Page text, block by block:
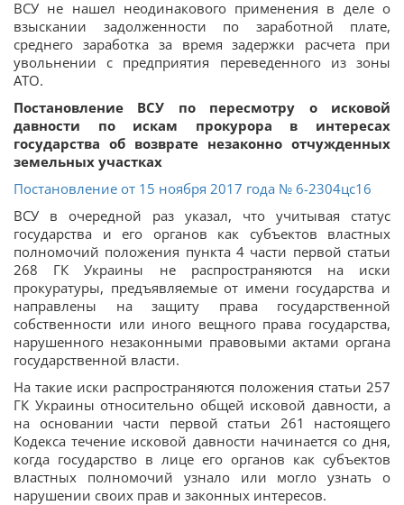
ВСУ не нашел неодинакового применения в деле о
взыскании задолженности по заработной плате,
среднего заработка за время задержки расчета при
увольнении с предприятия переведенного из зоны
АТО.
Постановление ВСУ по пересмотру о исковой
давности по искам прокурора в интересах
государства об возврате незаконно отчужденных
земельных участках
Постановление от 15 ноября 2017 года № 6-2304цс16
ВСУ в очередной раз указал, что учитывая статус
государства и его органов как субъектов властных
полномочий положения пункта 4 части первой статьи
268 ГК Украины не распространяются на иски
прокуратуры, предъявляемые от имени государства и
направлены на защиту права государственной
собственности или иного вещного права государства,
нарушенного незаконными правовыми актами органа
государственной власти.
На такие иски распространяются положения статьи 257
ГК Украины относительно общей исковой давности, а
на основании части первой статьи 261 настоящего
Кодекса течение исковой давности начинается со дня,
когда государство в лице его органов как субъектов
властных полномочий узнало или могло узнать о
нарушении своих прав и законных интересов.